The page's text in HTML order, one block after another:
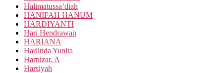
Halimatussa’diah
HANIFAH HANUM
HARDIYANTI
Hari Hendrawan
HARIANA
Harlinda Yunita
Harnizar. A
Harsiyah